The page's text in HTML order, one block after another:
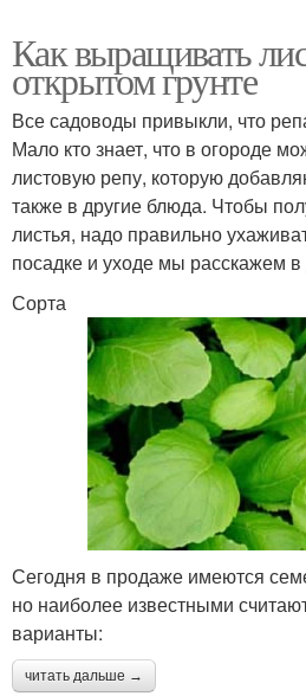
Как выращивать
открытом грунте
Все садоводы привыкли, что
Мало кто знает, что в огороде
листовую репу, которую
также в другие блюда. Чтобы
листья, надо правильно
посадке и уходе мы расскажем в
Сорта
Сегодня в продаже имеются
но наиболее известными
варианты:
читать дальше →